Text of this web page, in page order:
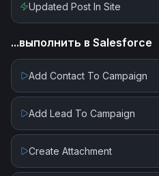
Updated Post In Site
...выполнить в Salesforce
Add Contact To Campaign
Add Lead To Campaign
Create Attachment